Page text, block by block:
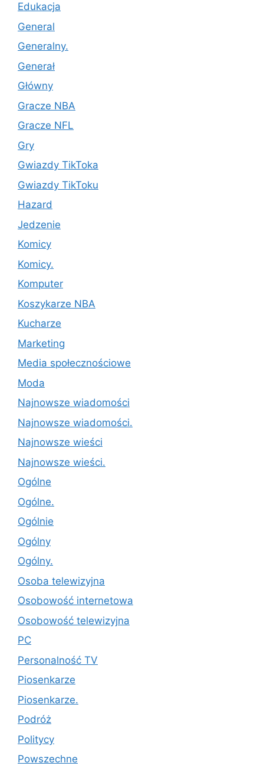
Edukacja
General
Generalny.
Generał
Główny
Gracze NBA
Gracze NFL
Gry
Gwiazdy TikToka
Gwiazdy TikToku
Hazard
Jedzenie
Komicy
Komicy.
Komputer
Koszykarze NBA
Kucharze
Marketing
Media społecznościowe
Moda
Najnowsze wiadomości
Najnowsze wiadomości.
Najnowsze wieści
Najnowsze wieści.
Ogólne
Ogólne.
Ogólnie
Ogólny
Ogólny.
Osoba telewizyjna
Osobowość internetowa
Osobowość telewizyjna
PC
Personalność TV
Piosenkarze
Piosenkarze.
Podróż
Politycy
Powszechne